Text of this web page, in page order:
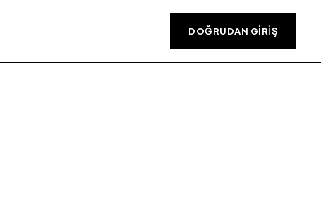
DOĞRUDAN GIRIŞ